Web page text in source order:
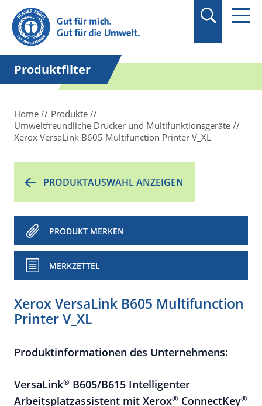
Suchbegriff in
Anführungszeichen
setzen.
Produktfilter
Home
Produkte
Umweltfreundliche Drucker und Multifunktionsgeräte
Xerox VersaLink B605 Multifunction Printer V_XL
PRODUKTAUSWAHL ANZEIGEN
PRODUKT MERKEN
MERKZETTEL
Xerox VersaLink B605 Multifunction
Printer V_XL
Produktinformationen des Unternehmens:
VersaLink® B605/B615 Intelligenter
Arbeitsplatzassistent mit Xerox® ConnectKey®